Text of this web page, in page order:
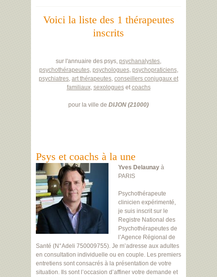
Voici la liste des 1 thérapeutes
inscrits
sur l'annuaire des psys, psychanalystes,
psychothérapeutes, psychologues, psychopraticiens,
psychiatres, art thérapeutes, conseillers conjugaux et
familiaux, sexologuesetcoachs
pour la ville de DIJON (21000)
Psys et coachs à la une
Yves Delaunay à
PARIS
Psychothérapeute
clinicien expérimenté,
je suis inscrit sur le
Registre National des
Psychothérapeutes de
l’Agence Régional de
Santé (N°Adeli 750009755). Je m’adresse aux adultes
en consultation individuelle ou en couple. Les premiers
entretiens sont consacrés à la présentation de votre
situation. Ils sont l’occasion d’affiner votre demande et